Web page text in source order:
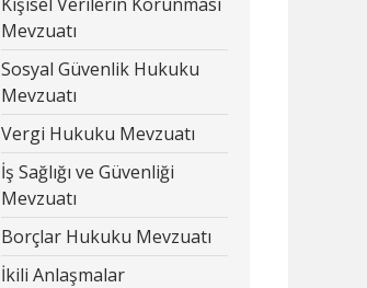
Mevzuatı
Sosyal Güvenlik Hukuku
Mevzuatı
Vergi Hukuku Mevzuatı
İş Sağlığı ve Güvenliği
Mevzuatı
Borçlar Hukuku Mevzuatı
İkili Anlaşmalar